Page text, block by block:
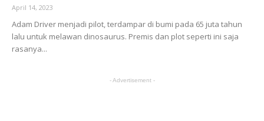
April 14, 2023
Adam Driver menjadi pilot, terdampar di bumi pada 65 juta tahun
lalu untuk melawan dinosaurus. Premis dan plot seperti ini saja
rasanya...
- Advertisement -